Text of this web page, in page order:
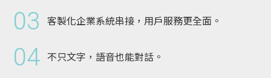
03 客製化企業系統串接，用戶服務更全面。
04 不只文字，語音也能對話。